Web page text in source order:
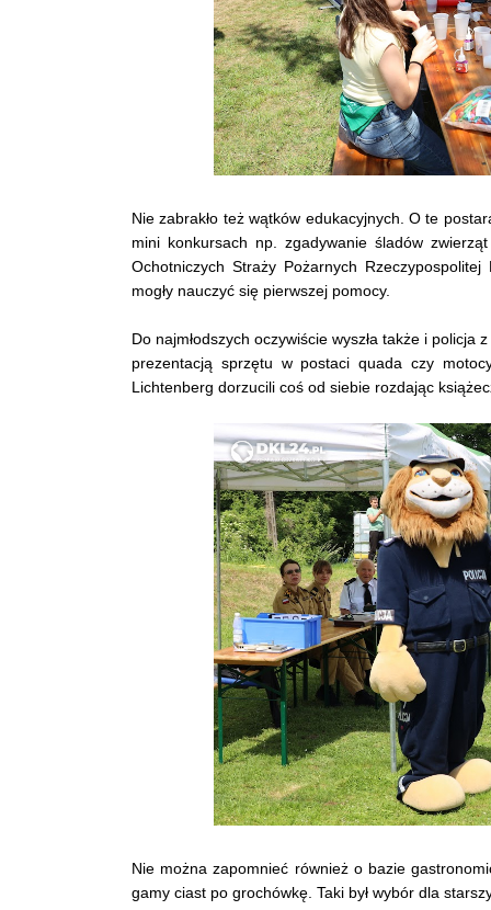
Nie zabrakło też wątków edukacyjnych. O te
mini konkursach np. zgadywanie śladów
Ochotniczych Straży Pożarnych
mogły nauczyć się pierwszej pomocy.
Do najmłodszych oczywiście wyszła także i
prezentacją sprzętu w postaci quada czy
Lichtenberg dorzucili coś od siebie rozdając
Nie można zapomnieć również o bazie
gamy ciast po grochówkę. Taki był wybór dla